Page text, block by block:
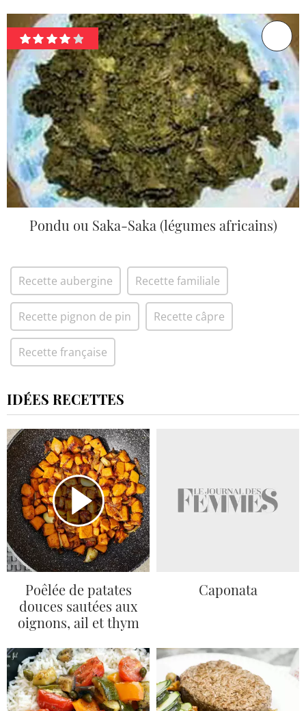
Pondu ou Saka-Saka (légumes africains)
Recette aubergine Recette familiale
Recette pignon de pin Recette câpre
Recette française
IDÉES RECETTES
Poêlée de patates
douces sautées aux
oignons, ail et thym
Caponata